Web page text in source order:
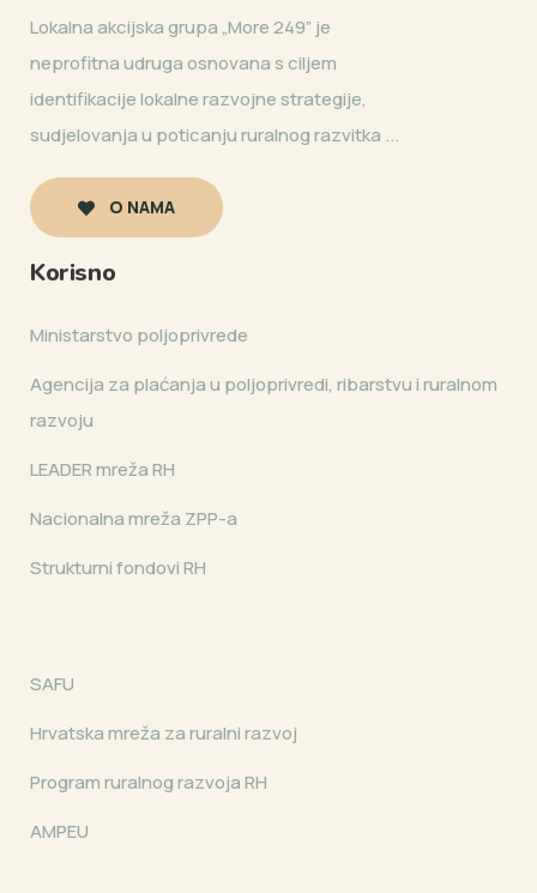
Lokalna akcijska grupa „More 249” je
neprofitna udruga osnovana s ciljem
identifikacije lokalne razvojne strategije,
sudjelovanja u poticanju ruralnog razvitka ...
O NAMA
Korisno
Ministarstvo poljoprivrede
Agencija za plaćanja u poljoprivredi, ribarstvu i ruralnom
razvoju
LEADER mreža RH
Nacionalna mreža ZPP-a
Strukturni fondovi RH
SAFU
Hrvatska mreža za ruralni razvoj
Program ruralnog razvoja RH
AMPEU